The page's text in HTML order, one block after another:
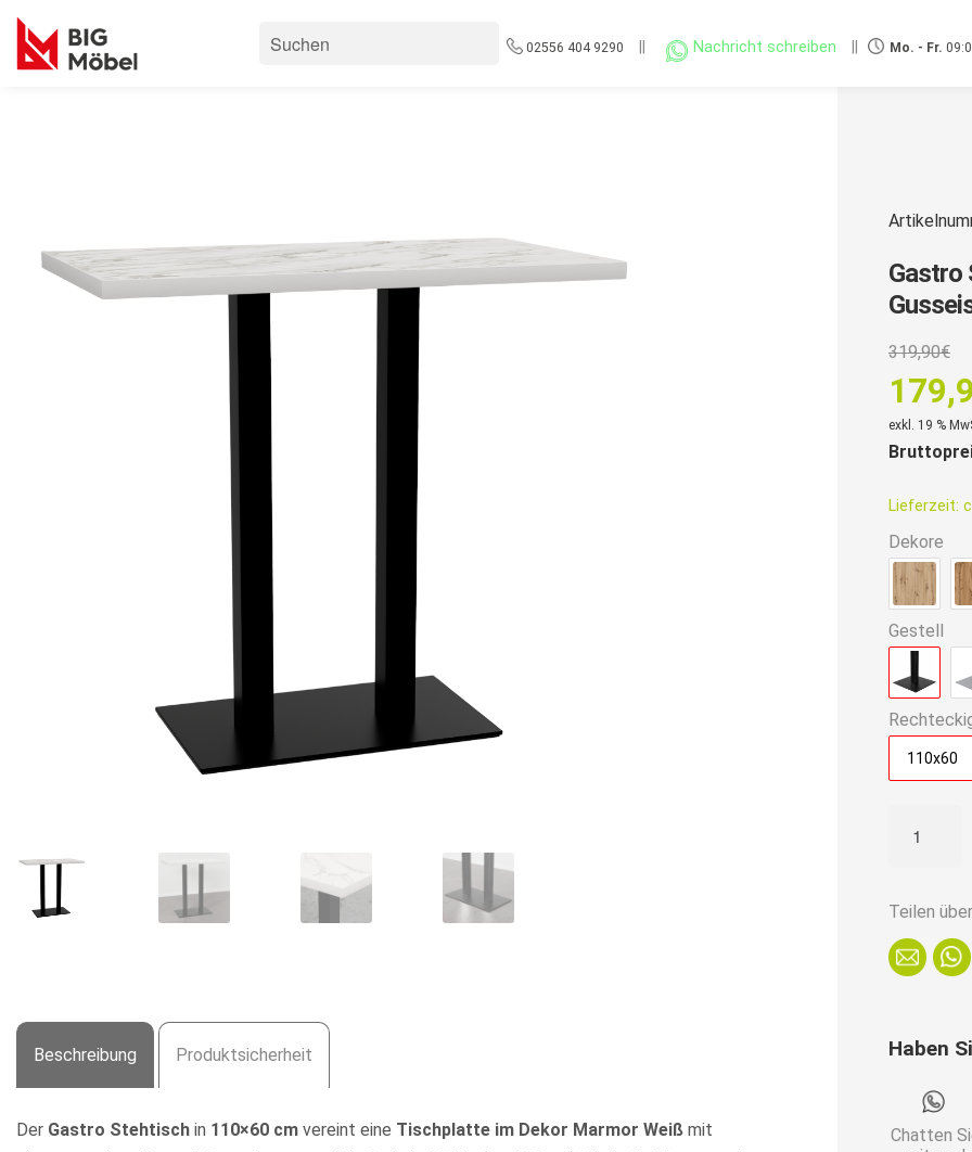
02556 404 9290 Nachricht schreiben Mo. - Fr.
Beschreibung Produktsicherheit
Der Gastro Stehtisch in 110×60 cm vereint eine Tischplatte im Dekor Marmor Weiß mit
Gastro
319,90€
Preis
ist:
exkl. 19 %
Lieferzeit:
Dekore
Gestell
110x60
Stehtisch
cm
|
Marmor
Gusseisen
Gestell
Teilen über
Haben
Chatten